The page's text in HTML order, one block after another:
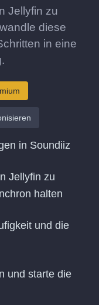
Jellyfin zu
diese
in eine
in Soundiiz
Jellyfin zu
halten
und die
und starte die